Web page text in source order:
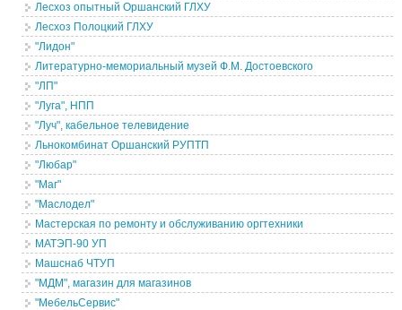
Лесхоз опытный Оршанский ГЛХУ
Лесхоз Полоцкий ГЛХУ
"Лидон"
Литературно-мемориальный музей Ф.М. Достоевского
"ЛП"
"Луга", НПП
"Луч", кабельное телевидение
Льнокомбинат Оршанский РУПТП
"Любар"
"Маг"
"Маслодел"
Мастерская по ремонту и обслуживанию оргтехники
МАТЭП-90 УП
Машснаб ЧТУП
"МДМ", магазин для магазинов
"МебельСервис"